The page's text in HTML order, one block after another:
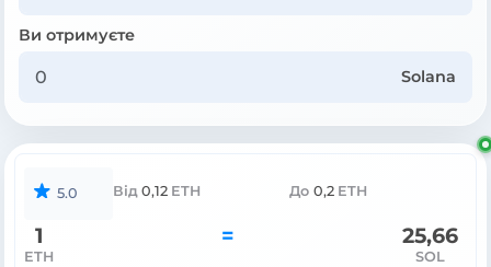
Ви отримуєте
Solana
5.0 Від 0,12 ETH До 0,2 ETH
1
ETH
= 25,66
SOL